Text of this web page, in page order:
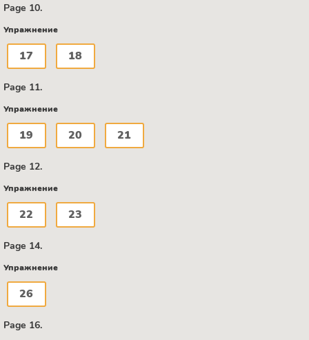
Page 10.
Упражнение
17 18
Page 11.
Упражнение
19 20 21
Page 12.
Упражнение
22 23
Page 14.
Упражнение
26
Page 16.